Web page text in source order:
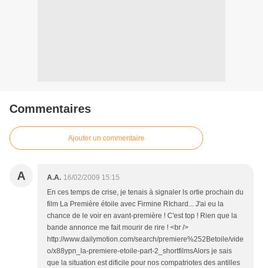
Commentaires
Ajouter un commentaire
A A.A. 16/02/2009 15:15
En ces temps de crise, je tenais à signaler ls ortie prochain du
film La Première étoile avec Firmine RIchard... J'ai eu la
chance de le voir en avant-première ! C'est top ! Rien que la
bande annonce me fait mourir de rire ! <br />
http://www.dailymotion.com/search/premiere%252Betoile/vide
o/x88ypn_la-premiere-etoile-part-2_shortfilmsAlors je sais
que la situation est dificile pour nos compatriotes des antilles